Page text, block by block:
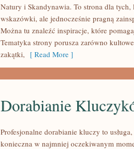
Natury i Skandynawia. To strona dla
wskazówki, ale jednocześnie pragną
Można tu znaleźć inspiracje, które
Tematyka strony porusza zarówno
zakątki, [ Read More ]
Dorabianie
Profesjonalne dorabianie kluczy to
konieczna w najmniej oczekiwanym